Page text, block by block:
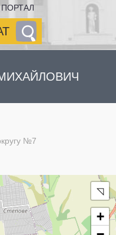
№7
◹
+